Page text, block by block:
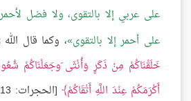
على عربي إلا بالتقوى، ولا فضل
على أحمر إلا بالتقوى ، وكما قال الله
خَلَقْنَاكُمْ مِنْ ذَكَرٍ وَأُنْثَى َوجَعَلْنَاكُمْ
أَكْرَمَكُمْ عِنْدَ اللَّهِ أَتْقَاكُمْ